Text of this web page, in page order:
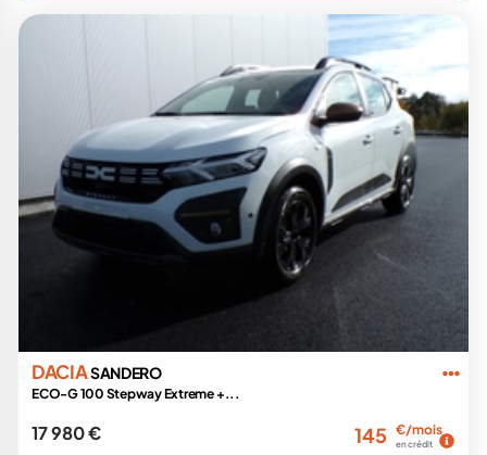
DACIASANDERO
ECO-G 100 Stepway Extreme +...
17 980 € 145 €/mois
en crédit